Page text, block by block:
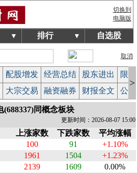
切换到
电脑版
▼ 排行 ▼ 自选股
取消
配股增发 经营总结 股东进出
限
大宗交易 融资融券 财报全文 公
>
(688337)同概念板块
更新时间：2026-08-07 15:00
上涨家数 下跌家数
平均涨幅
100 91
+1.10%
1961 1504
+1.23%
2139 1609
0.00%